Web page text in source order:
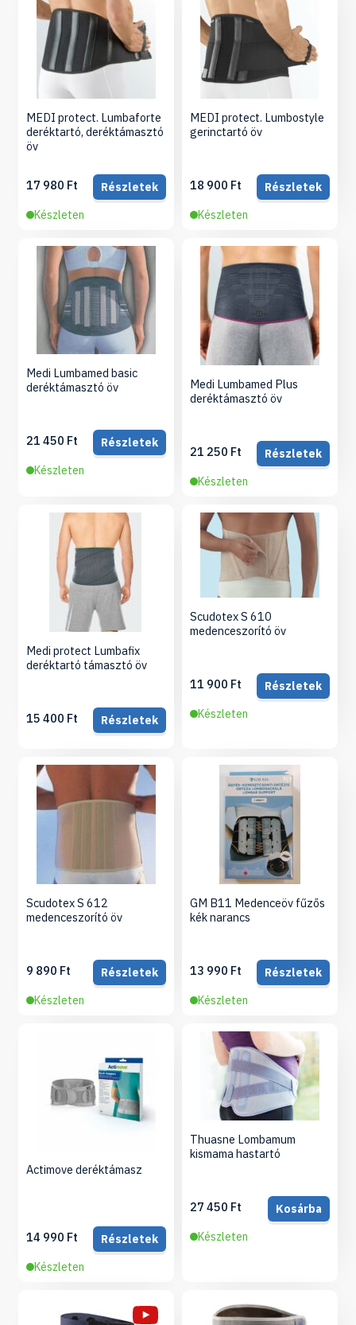
MEDI protect. Lumbaforte
deréktartó, deréktámasztó
öv
17 980 Ft
Részletek
Készleten
MEDI protect. Lumbostyle
gerinctartó öv
18 900 Ft
Részletek
Készleten
Medi Lumbamed basic
deréktámasztó öv
21 450 Ft
Részletek
Készleten
Medi Lumbamed Plus
deréktámasztó öv
21 250 Ft
Részletek
Készleten
Medi protect Lumbafix
deréktartó támasztó öv
15 400 Ft Részletek
Scudotex S 610
medenceszorító öv
11 900 Ft
Részletek
Készleten
Scudotex S 612
medenceszorító öv
9 890 Ft
Részletek
Készleten
GM B11 Medenceöv fűzős
kék narancs
13 990 Ft
Részletek
Készleten
Actimove deréktámasz
14 990 Ft
Részletek
Készleten
Thuasne Lombamum
kismama hastartó
27 450 Ft
Kosárba
Készleten